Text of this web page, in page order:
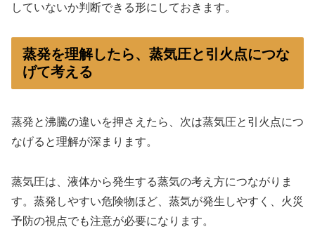
していないか判断できる形にしておきます。
蒸発を理解したら、蒸気圧と引火点につな
げて考える
蒸発と沸騰の違いを押さえたら、次は蒸気圧と引火点につ
なげると理解が深まります。
蒸気圧は、液体から発生する蒸気の考え方につながりま
す。蒸発しやすい危険物ほど、蒸気が発生しやすく、火災
予防の視点でも注意が必要になります。